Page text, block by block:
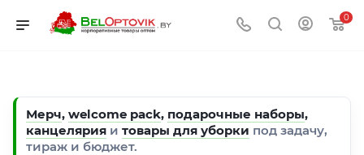
0
Мерч, welcome pack, подарочные наборы,
канцелярия и товары для уборки под задачу,
тираж и бюджет.